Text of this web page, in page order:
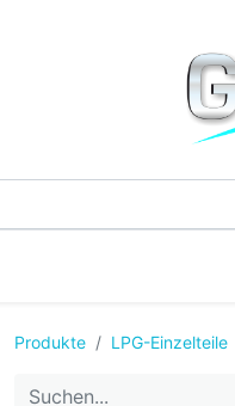
Produkte LPG-Einzelteile